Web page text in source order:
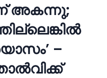
അകന്നു;
–